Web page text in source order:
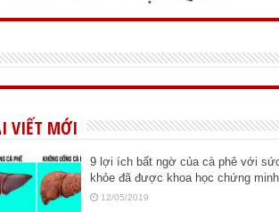
VIẾT MỚI
9 lợi ích bất ngờ của cà phê với
khỏe đã được khoa học chứng minh
12/05/2019